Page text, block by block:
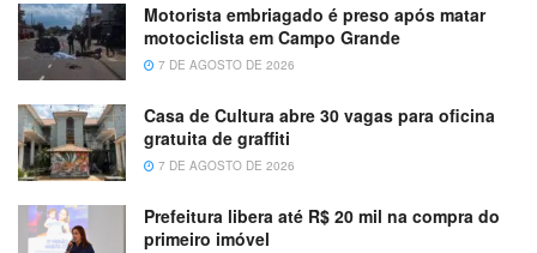
Motorista embriagado é preso após matar
motociclista em Campo Grande
7 DE AGOSTO DE 2026
Casa de Cultura abre 30 vagas para oficina
gratuita de graffiti
7 DE AGOSTO DE 2026
Prefeitura libera até R$ 20 mil na compra do
primeiro imóvel